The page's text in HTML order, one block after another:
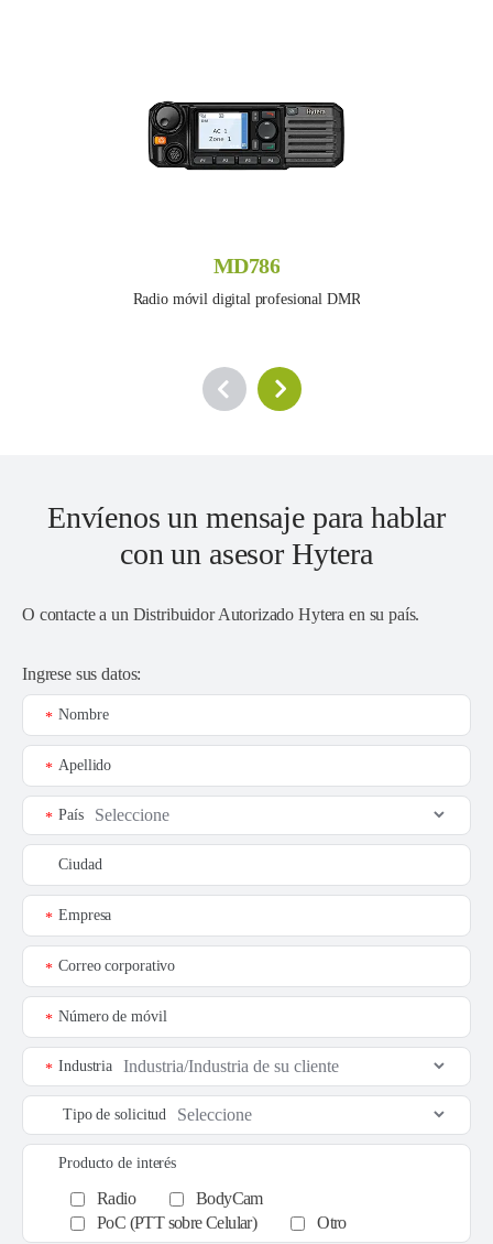
MD786
Radio móvil digital profesional DMR
Envíenos un mensaje para hablar
con un asesor Hytera
O contacte a un Distribuidor Autorizado Hytera en su país.
Ingrese sus datos:
Nombre
*
Apellido
*
País
*
Ciudad
Empresa
*
Correo corporativo
*
Número de móvil
*
Industria
*
Tipo de solicitud
Producto de interés
Radio
BodyCam
PoC (PTT sobre Celular)
Otro